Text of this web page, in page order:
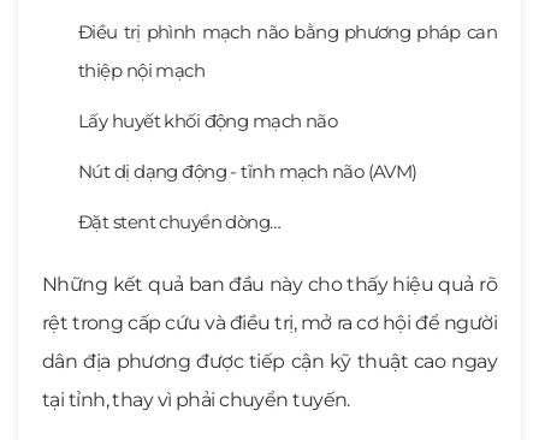
Điều trị phình mạch não bằng phương pháp can
thiệp nội mạch
Lấy huyết khối động mạch não
Nút dị dạng động - tĩnh mạch não (AVM)
Đặt stent chuyển dòng…
Những kết quả ban đầu này cho thấy hiệu quả rõ
rệt trong cấp cứu và điều trị, mở ra cơ hội để người
dân địa phương được tiếp cận kỹ thuật cao ngay
tại tỉnh, thay vì phải chuyển tuyến.